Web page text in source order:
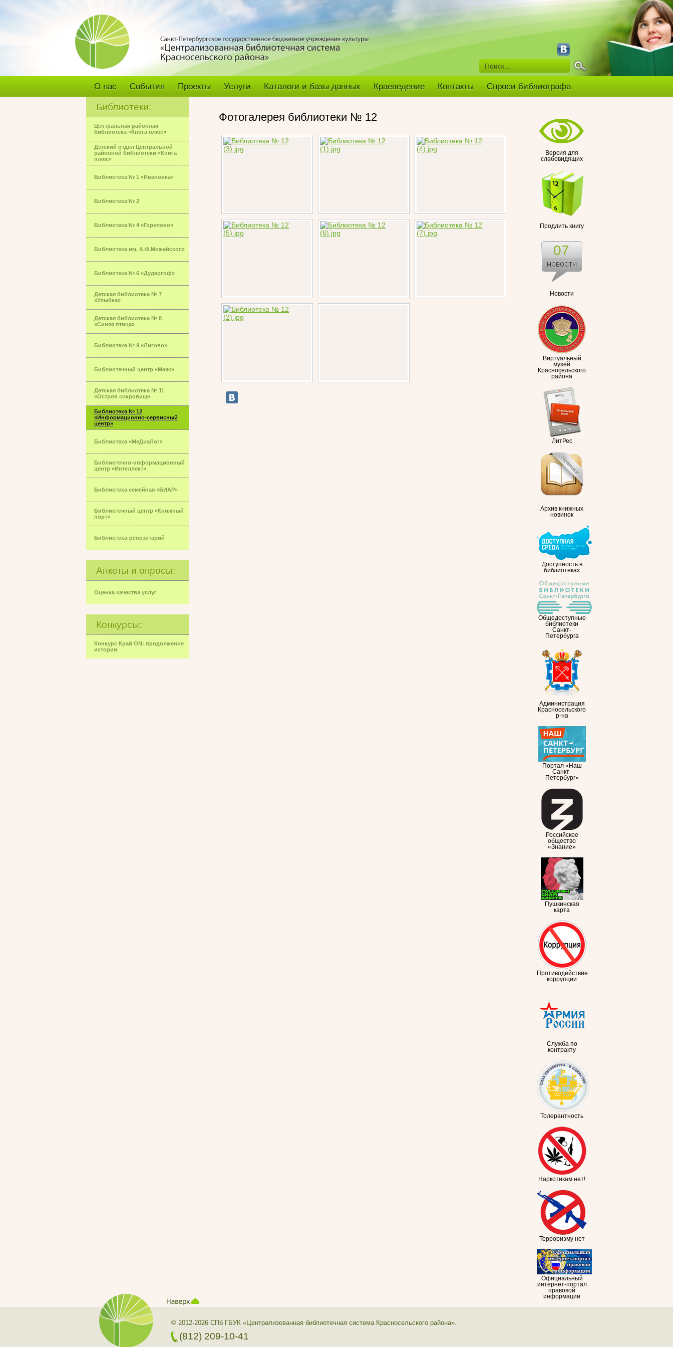
О нас События Проекты Услуги Каталоги и базы данных Краеведение Контакты Спроси библиографа
Библиотеки:
Центральная районная
библиотека «Книга плюс»
Детский отдел Центральной
районной библиотеки «Книга
плюс»
Библиотека № 1 «Ивановка»
Библиотека № 2
Библиотека № 4 «Горелово»
Библиотека им. А.Ф.Можайского
Библиотека № 6 «Дудергоф»
Детская библиотека № 7
«Улыбка»
Детская библиотека № 8
«Синяя птица»
Библиотека № 9 «Лигово»
Библиотечный центр «Маяк»
Детская библиотека № 11
«Остров сокровищ»
Библиотека № 12
«Информационно-сервисный
центр»
Библиотека «МеДиаЛог»
Библиотечно-информационный
центр «Интеллект»
Библиотека семейная «БИАР»
Библиотечный центр «Книжный
порт»
Библиотека-репозитарий
Анкеты и опросы:
Оценка качества услуг
Конкурсы:
Конкурс Край ON: продолжение
истории
Версия для
слабовидящих
Продлить книгу
Новости
07
Виртуальный
музей
Красносельского
района
ЛитРес
Архив книжных
новинок
Доступность в
библиотеках
Общедоступные
библиотеки
Санкт-
Петербурга
Администрация
Красносельского
р-на
Портал «Наш
Санкт-
Петербург»
Российское
общество
«Знание»
Пушкинская
карта
Противодействие
коррупции
Служба по
контракту
Толерантность
Наркотикам нет!
Терроризму нет
Официальный
интернет-портал
правовой
информации
Фотогалерея библиотеки № 12
© 2012-2026 СПб ГБУК «Централизованная библиотечная система Красносельского района».
(812) 209-10-41